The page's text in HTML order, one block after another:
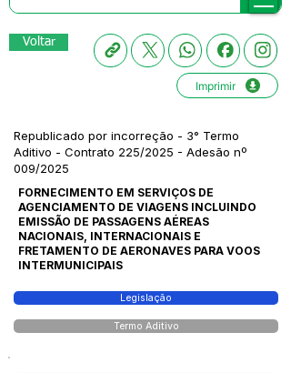
Voltar
Imprimir
Republicado por incorreção - 3° Termo
Aditivo - Contrato 225/2025 - Adesão nº
009/2025
FORNECIMENTO EM SERVIÇOS DE
AGENCIAMENTO DE VIAGENS INCLUINDO
EMISSÃO DE PASSAGENS AÉREAS
NACIONAIS, INTERNACIONAIS E
FRETAMENTO DE AERONAVES PARA VOOS
INTERMUNICIPAIS
Legislação
Termo Aditivo